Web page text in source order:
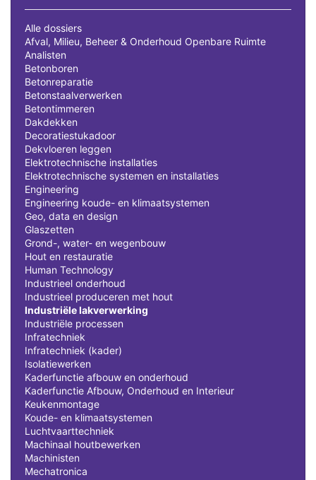
Alle dossiers
Afval, Milieu, Beheer & Onderhoud Openbare Ruimte
Analisten
Betonboren
Betonreparatie
Betonstaalverwerken
Betontimmeren
Dakdekken
Decoratiestukadoor
Dekvloeren leggen
Elektrotechnische installaties
Elektrotechnische systemen en installaties
Engineering
Engineering koude- en klimaatsystemen
Geo, data en design
Glaszetten
Grond-, water- en wegenbouw
Hout en restauratie
Human Technology
Industrieel onderhoud
Industrieel produceren met hout
Industriële lakverwerking
Industriële processen
Infratechniek
Infratechniek (kader)
Isolatiewerken
Kaderfunctie afbouw en onderhoud
Kaderfunctie Afbouw, Onderhoud en Interieur
Keukenmontage
Koude- en klimaatsystemen
Luchtvaarttechniek
Machinaal houtbewerken
Machinisten
Mechatronica